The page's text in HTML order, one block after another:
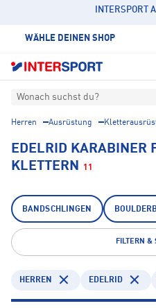
INTERSPORT
WÄHLE DEINEN SHOP
Wonach suchst du?
Herren Ausrüstung
EDELRID KARABINER
KLETTERN
11
BANDSCHLINGEN
FILTERN &
HERREN EDELRID